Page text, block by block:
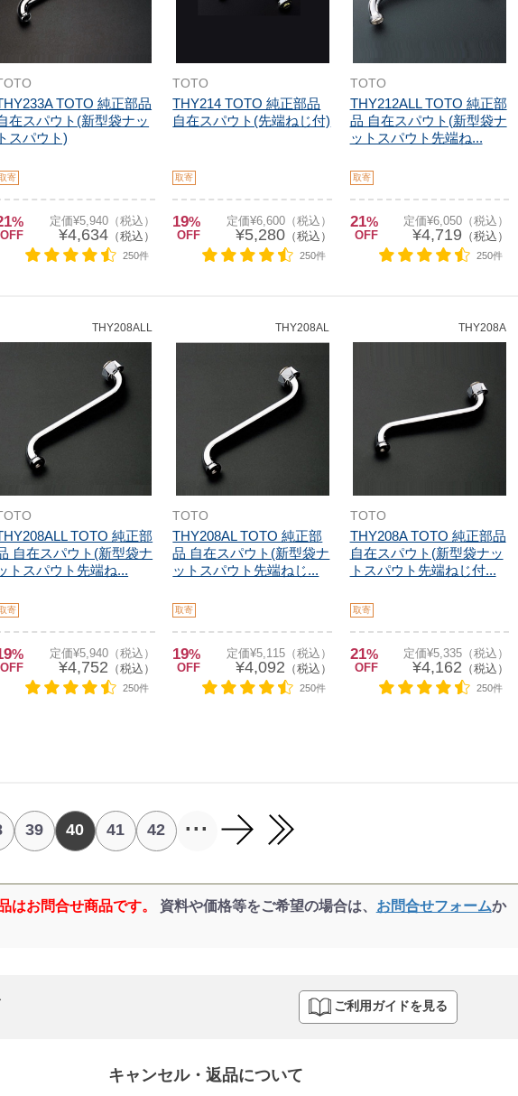
TOTO 純正部品
在スパウト(新型袋ナッ
トスパウト)
寄
%
OFF
定価¥5,940（税込）
¥4,634（税込）
250件
TOTO
THY214 TOTO 純正部品
自在スパウト(先端ねじ付)
取寄
19%
OFF
定価¥6,600（税込）
¥5,280（税込）
250件
TOTO
THY212ALL TOTO 純正部
品 自在スパウト(新型袋ナ
ットスパウト先端ね...
取寄
21%
OFF
定価¥6,050（税込）
¥4,719 （税込）
250件
THY208ALL
TOTO 純正部
自在スパウト(新型袋ナ
トスパウト先端ね...
寄
%
OFF
定価¥5,940（税込）
¥4,752 （税込）
250件
THY208AL
TOTO
THY208AL TOTO 純正部
品 自在スパウト(新型袋ナ
ットスパウト先端ねじ...
取寄
19%
OFF
定価¥5,115（税込）
¥4,092 （税込）
250件
THY208A
TOTO
THY208A TOTO 純正部品
自在スパウト(新型袋ナッ
トスパウト先端ねじ付...
取寄
21%
OFF
定価¥5,335（税込）
¥4,162 （税込）
250件
39 40 41 42 ...
はお問合せ商品です。 資料や価格等をご希望の場合は、 お問合せフォームか
ご利用ガイドを見る
キャンセル・返品について​